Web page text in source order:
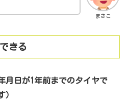
まさこ
きる
月日が1年前までのタイヤで
）